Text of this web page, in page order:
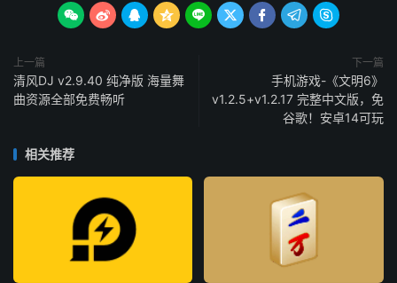
        
上一篇
清风DJ v2.9.40 纯净版 海量舞
曲资源全部免费畅听
下一篇
手机游戏-《文明6》
v1.2.5+v1.2.17 完整中文版，免
谷歌！安卓14可玩
相关推荐